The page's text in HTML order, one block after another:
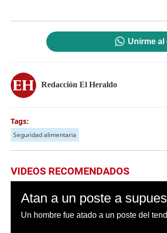
Unirme
Redacción El Heraldo
Tags:
Seguridad alimentaria
VIDEOS RECOMENDADOS